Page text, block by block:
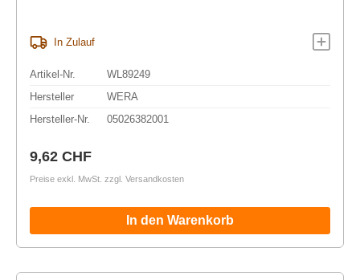
In Zulauf
Artikel-Nr.
WL89249
Hersteller
WERA
Hersteller-Nr.
05026382001
Regulärer Preis:
9,62 CHF
Preise exkl. MwSt. zzgl. Versandkosten
In den Warenkorb